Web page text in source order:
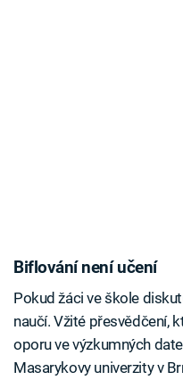
Biflování není učení
Pokud žáci ve škole
naučí. Vžité přesvědčení,
oporu ve výzkumných
Masarykovy univerzity v